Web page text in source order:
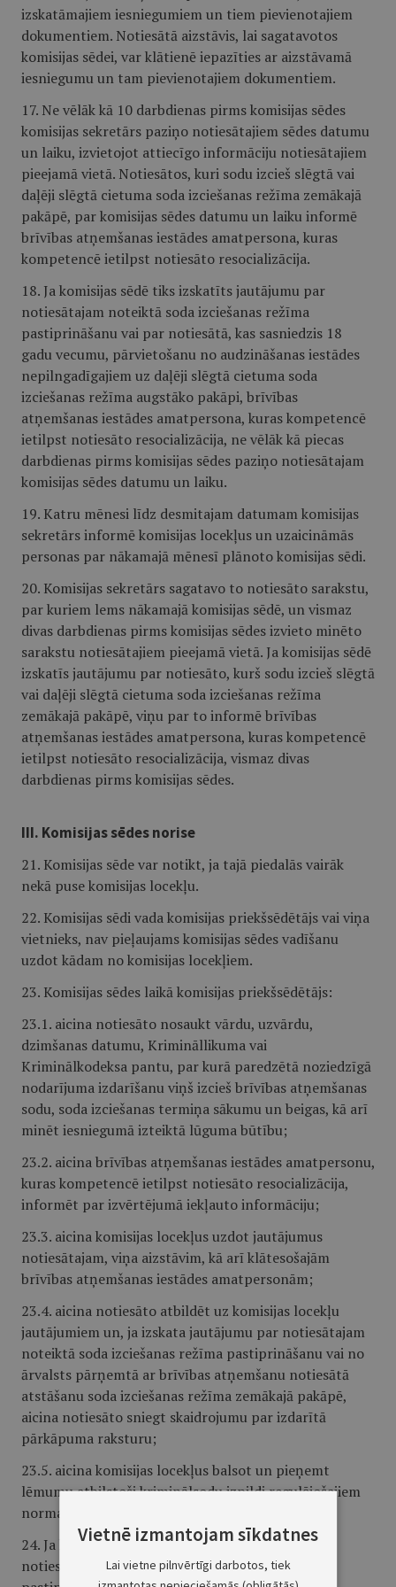
izskatāmajiem iesniegumiem un tiem pievienotajiem
dokumentiem. Notiesātā aizstāvis, lai sagatavotos
komisijas sēdei, var klātienē iepazīties ar aizstāvamā
iesniegumu un tam pievienotajiem dokumentiem.
17. Ne vēlāk kā 10 darbdienas pirms komisijas sēdes
komisijas sekretārs paziņo notiesātajiem sēdes datumu
un laiku, izvietojot attiecīgo informāciju notiesātajiem
pieejamā vietā. Notiesātos, kuri sodu izcieš slēgtā vai
daļēji slēgtā cietuma soda izciešanas režīma zemākajā
pakāpē, par komisijas sēdes datumu un laiku informē
brīvības atņemšanas iestādes amatpersona, kuras
kompetencē ietilpst notiesāto resocializācija.
18. Ja komisijas sēdē tiks izskatīts jautājumu par
notiesātajam noteiktā soda izciešanas režīma
pastiprināšanu vai par notiesātā, kas sasniedzis 18
gadu vecumu, pārvietošanu no audzināšanas iestādes
nepilngadīgajiem uz daļēji slēgtā cietuma soda
izciešanas režīma augstāko pakāpi, brīvības
atņemšanas iestādes amatpersona, kuras kompetencē
ietilpst notiesāto resocializācija, ne vēlāk kā piecas
darbdienas pirms komisijas sēdes paziņo notiesātajam
komisijas sēdes datumu un laiku.
19. Katru mēnesi līdz desmitajam datumam komisijas
sekretārs informē komisijas locekļus un uzaicināmās
personas par nākamajā mēnesī plānoto komisijas sēdi.
20. Komisijas sekretārs sagatavo to notiesāto sarakstu,
par kuriem lems nākamajā komisijas sēdē, un vismaz
divas darbdienas pirms komisijas sēdes izvieto minēto
sarakstu notiesātajiem pieejamā vietā. Ja komisijas sēdē
izskatīs jautājumu par notiesāto, kurš sodu izcieš slēgtā
vai daļēji slēgtā cietuma soda izciešanas režīma
zemākajā pakāpē, viņu par to informē brīvības
atņemšanas iestādes amatpersona, kuras kompetencē
ietilpst notiesāto resocializācija, vismaz divas
darbdienas pirms komisijas sēdes.
III. Komisijas sēdes norise
21. Komisijas sēde var notikt, ja tajā piedalās vairāk
nekā puse komisijas locekļu.
22. Komisijas sēdi vada komisijas priekšsēdētājs vai viņa
vietnieks, nav pieļaujams komisijas sēdes vadīšanu
uzdot kādam no komisijas locekļiem.
23. Komisijas sēdes laikā komisijas priekšsēdētājs:
23.1. aicina notiesāto nosaukt vārdu, uzvārdu,
dzimšanas datumu, Krimināllikuma vai
Kriminālkodeksa pantu, par kurā paredzētā noziedzīgā
nodarījuma izdarīšanu viņš izcieš brīvības atņemšanas
sodu, soda izciešanas termiņa sākumu un beigas, kā arī
minēt iesniegumā izteiktā lūguma būtību;
23.2. aicina brīvības atņemšanas iestādes amatpersonu,
kuras kompetencē ietilpst notiesāto resocializācija,
informēt par izvērtējumā iekļauto informāciju;
23.3. aicina komisijas locekļus uzdot jautājumus
notiesātajam, viņa aizstāvim, kā arī klātesošajām
brīvības atņemšanas iestādes amatpersonām;
23.4. aicina notiesāto atbildēt uz komisijas locekļu
jautājumiem un, ja izskata jautājumu par notiesātajam
noteiktā soda izciešanas režīma pastiprināšanu vai no
ārvalsts pārņemtā ar brīvības atņemšanu notiesātā
atstāšanu soda izciešanas režīma zemākajā pakāpē,
aicina notiesāto sniegt skaidrojumu par izdarītā
pārkāpuma raksturu;
23.5. aicina komisijas locekļus balsot un pieņemt
lēmumu atbilstoši kriminālsodu izpildi regulējošajiem
normatīvajiem aktiem.
24. Ja komisijas sēdē izskata jautājumu par
notiesātajam noteiktā soda izciešanas režīma
Vietnē izmantojam sīkdatnes
Lai vietne pilnvērtīgi darbotos, tiek